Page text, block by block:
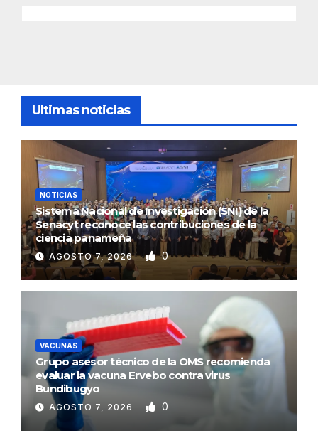
Ultimas noticias
NOTICIAS
Sistema Nacional de Investigación (SNI) de la
Senacyt reconoce las contribuciones de la
ciencia panameña
AGOSTO 7, 2026 0
VACUNAS
Grupo asesor técnico de la OMS recomienda
evaluar la vacuna Ervebo contra virus
Bundibugyo
AGOSTO 7, 2026 0